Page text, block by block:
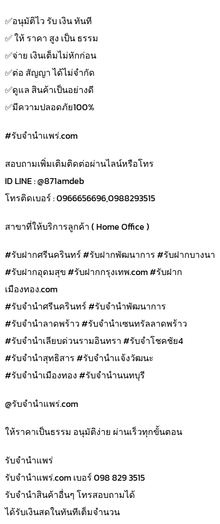
✅️อนุมัติไว รับ เงิน ทันที
✅️ ให้ ราคา สูง เป็น ธรรม
✅️จ่าย เงินเต็มไม่หักก่อน
✅️ต่อ สัญญา ได้ไม่จำกัด
✅️ดูแล สินค้าเป็นอย่างดี
✅️มีความปลอดภัย100%
#รับจํานําแพร่.com
สอบถามเพิ่มเติมติดต่อผ่านไลน์หรือโทร
ID LINE : @871amdeb
โทรติดเบอร์ : 0966656696,0988293515
สาขาที่ให้บริการลูกค้า ( Home Office )
#รับฝากศรีนครินทร์ #รับฝากพัฒนาการ #รับฝากบางนา
#รับฝากอุดมสุข #รับฝากกรุงเทพ.com #รับฝาก
เมืองทอง.com
#รับจำนำศรีนครินทร์ #รับจำนำพัฒนาการ
#รับจำนำลาดพร้าว #รับจำนำเซนทรัลลาดพร้าว
#รับจำนำเลียบด่วนรามอินทรา #รับจำโชคชัย4
#รับจำนำสุทธิสาร #รับจำนำแจ้งวัฒนะ
#รับจำนำเมืองทอง #รับจำนำนนทบุรี
@รับจํานําแพร่.com
ให้ราคาเป็นธรรม อนุมัติง่าย ผ่านเร็วทุกขั้นตอน
รับจํานำแพร่
รับจํานําแพร่.com เบอร์ 098 829 3515
รับจำนำสินค้าอื่นๆ โทรสอบถามได้
ได้รับเงินสดในทันทีเต็มจำนวน